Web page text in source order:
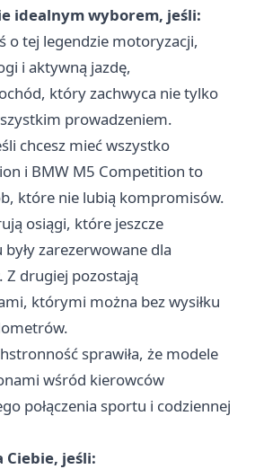
idealnym wyborem, jeśli:
o tej legendzie motoryzacji,
i aktywną jazdę,
który zachwyca nie tylko
prowadzeniem.
chcesz mieć wszystko
i BMW M5 Competition to
które nie lubią kompromisów.
osiągi, które jeszcze
zarezerwowane dla
Z drugiej pozostają
którymi można bez wysiłku
sprawiła, że modele
wśród kierowców
połączenia sportu i codziennej
Ciebie, jeśli: